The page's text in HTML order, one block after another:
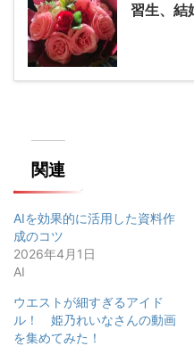
習生、結
関連
AIを効果的に活用した資料作
成のコツ
2026年4月1日
AI
ウエストが細すぎるアイド
ル！ 姫乃れいなさんの動画
を集めてみた！